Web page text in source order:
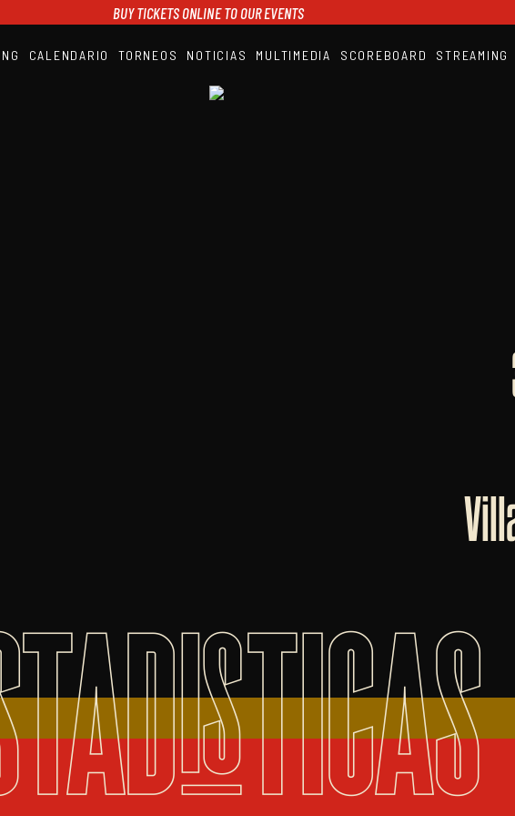
BUY TICKETS ONLINE TO OUR EVENTS
CALENDARIO TORNEOS NOTICIAS MULTIMEDIA SCOREBOARD STREAMING
A1PADEL